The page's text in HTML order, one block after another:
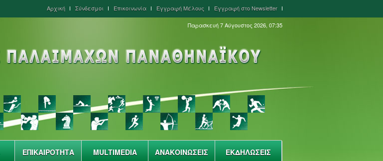
Αρχική Σύνδεσμοι Επικοινωνία Εγγραφή Μέλους Εγγραφή στο Newsletter
Παρασκευή 7 Αύγουστος 2026, 07:35
ΕΠΙΚΑΙΡΟΤΗΤΑ MULTIMEDIA ΑΝΑΚΟΙΝΩΣΕΙΣ ΕΚΔΗΛΩΣΕΙΣ